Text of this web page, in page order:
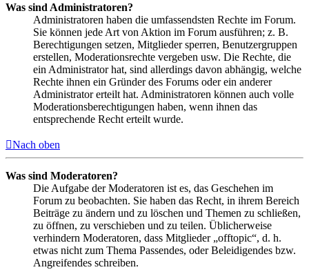
Was sind Administratoren?
Administratoren haben die umfassendsten Rechte im Forum.
Sie können jede Art von Aktion im Forum ausführen; z. B.
Berechtigungen setzen, Mitglieder sperren, Benutzergruppen
erstellen, Moderationsrechte vergeben usw. Die Rechte, die
ein Administrator hat, sind allerdings davon abhängig, welche
Rechte ihnen ein Gründer des Forums oder ein anderer
Administrator erteilt hat. Administratoren können auch volle
Moderationsberechtigungen haben, wenn ihnen das
entsprechende Recht erteilt wurde.
Nach oben
Was sind Moderatoren?
Die Aufgabe der Moderatoren ist es, das Geschehen im
Forum zu beobachten. Sie haben das Recht, in ihrem Bereich
Beiträge zu ändern und zu löschen und Themen zu schließen,
zu öffnen, zu verschieben und zu teilen. Üblicherweise
verhindern Moderatoren, dass Mitglieder „offtopic“, d. h.
etwas nicht zum Thema Passendes, oder Beleidigendes bzw.
Angreifendes schreiben.